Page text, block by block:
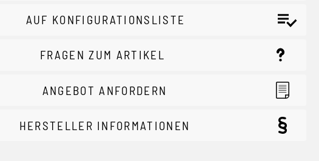
AUF KONFIGURATIONSLISTE
FRAGEN ZUM ARTIKEL
ANGEBOT ANFORDERN
HERSTELLER INFORMATIONEN